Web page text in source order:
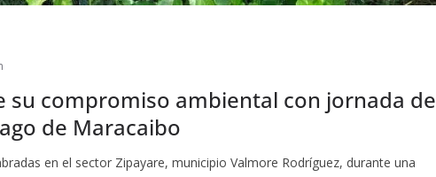
su compromiso ambiental con jornada de
de Maracaibo
en el sector Zipayare, municipio Valmore Rodríguez, durante una